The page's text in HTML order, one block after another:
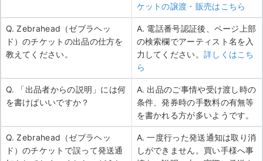
ケットの譲渡・販売はこちら
Q. Zebrahead（ゼブラヘッ
ド）のチケットの出品の仕方を
教えてください。
A. 電話番号認証後、ページ上部
の検索欄でアーティスト名を入
力してください。 詳しくはこち
ら
Q. 「出品者からの説明」には何
を書けばいいですか？
A. 出品のご事情や受け渡し時の
条件、発券時の手数料の有無等
を書かれる方が多いようです。
Q. Zebrahead（ゼブラヘッ
ド）のチケットで誤って発送通
A. 一度行った発送通知は取り消
しができません。買い手様へ事